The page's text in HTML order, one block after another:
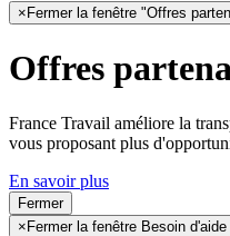
× Fermer la fenêtre "Offres
Offres
France Travail améliore la
vous proposant plus
En savoir plus
Fermer
× Fermer la fenêtre Besoin